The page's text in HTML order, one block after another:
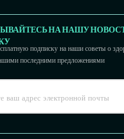
НА НАШУ
подписку на наши советы о
последними предложениями